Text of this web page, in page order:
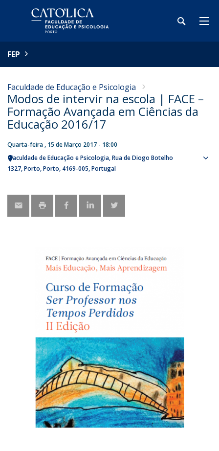
FEP
Faculdade de Educação e Psicologia
Modos de intervir na escola | FACE –
Formação Avançada em Ciências da
Educação 2016/17
Quarta-feira , 15 de Março 2017 - 18:00
Faculdade de Educação e Psicologia Rua de Diogo Botelho
1327 Porto Porto 4169-005 Portugal